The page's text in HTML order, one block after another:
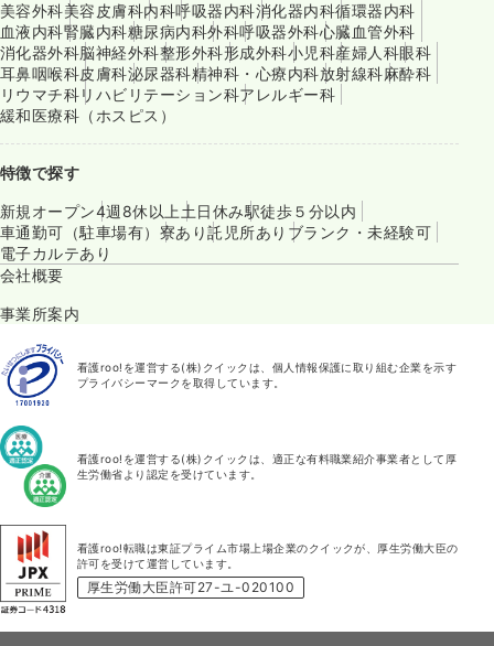
美容外科美容皮膚科内科呼吸器内科消化器内科循環器内科
血液内科腎臓内科糖尿病内科外科呼吸器外科心臓血管外科
消化器外科脳神経外科整形外科形成外科小児科産婦人科眼科
耳鼻咽喉科皮膚科泌尿器科精神科・心療内科放射線科麻酔科
リウマチ科リハビリテーション科アレルギー科
緩和医療科（ホスピス）
特徴で探す
新規オープン4週8休以上土日休み駅徒歩５分以内
車通勤可（駐車場有） 寮あり託児所あり ブランク・未経験可
電子カルテあり
会社概要
事業所案内
看護roo!を運営する(株)クイックは、個人情報保護に取り組む企業を示す
プライバシーマークを取得しています。
看護roo!を運営する(株)クイックは、適正な有料職業紹介事業者として厚
生労働省より認定を受けています。
看護roo!転職は東証プライム市場上場企業のクイックが、厚生労働大臣の
許可を受けて運営しています。
厚生労働大臣許可27-ユ-020100